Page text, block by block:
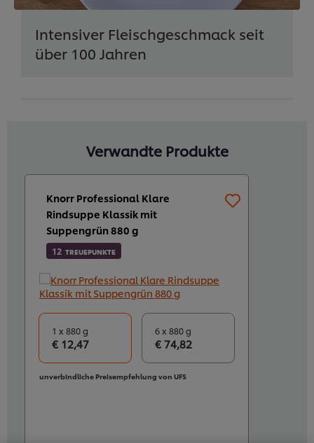
Intensiver Fleischgeschmack seit
über 100 Jahren
Verwandte Produkte
Knorr Professional Klare
Rindsuppe Klassik mit
Suppengrün 880 g
12 TREUEPUNKTE
1 x 880 g
€ 12,47
6 x 880 g
€ 74,82
unverbindliche Preisempfehlung von UFS